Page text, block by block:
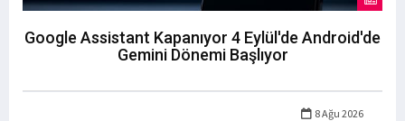
Google Assistant Kapanıyor 4 Eylül'de Android'de
Gemini Dönemi Başlıyor
8 Ağu 2026